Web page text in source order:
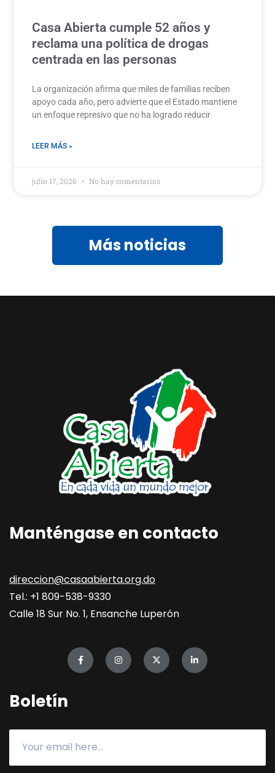
Casa Abierta cumple 52 años y
reclama una política de drogas
centrada en las personas
La organización afirma que miles de familias reciben
apoyo cada año, pero advierte que el Estado mantiene
un enfoque represivo que no ha logrado reducir
LEER MÁS »
julio 17, 2026 No hay comentarios
Más noticias
Manténgase en contacto
direccion@casaabierta.org.do
Tel.: +1 809-538-9330
Calle 18 Sur No. 1, Ensanche Luperón
Boletín